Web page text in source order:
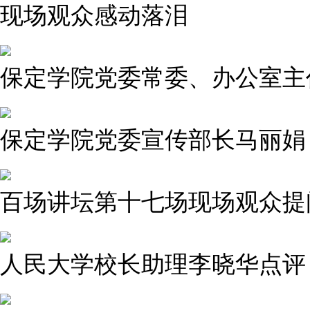
现场观众感动落泪
保定学院党委常委、办公室
保定学院党委宣传部长马丽娟
百场讲坛第十七场现场观众
人民大学校长助理李晓华点评